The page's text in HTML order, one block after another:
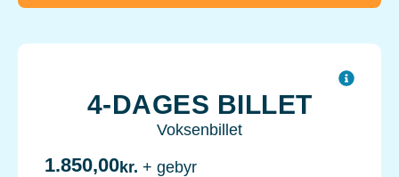
4-DAGES BILLET
Voksenbillet
1.850,00kr. + gebyr